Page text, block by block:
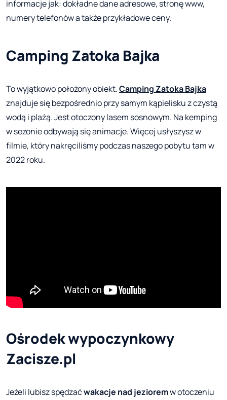
informacje jak: dokładne dane adresowe, stronę www,
numery telefonów a także przykładowe ceny.
Camping Zatoka Bajka
To wyjątkowo położony obiekt.Camping Zatoka Bajka
znajduje się bezpośrednio przy samym kąpielisku z czystą
wodą i plażą. Jest otoczony lasem sosnowym. Na kemping
w sezonie odbywają się animacje. Więcej usłyszysz w
filmie, który nakręciliśmy podczas naszego pobytu tam w
2022 roku.
Ośrodek wypoczynkowy
Zacisze.pl
Jeżeli lubisz spędzaćwakacje nad jezioremw otoczeniu